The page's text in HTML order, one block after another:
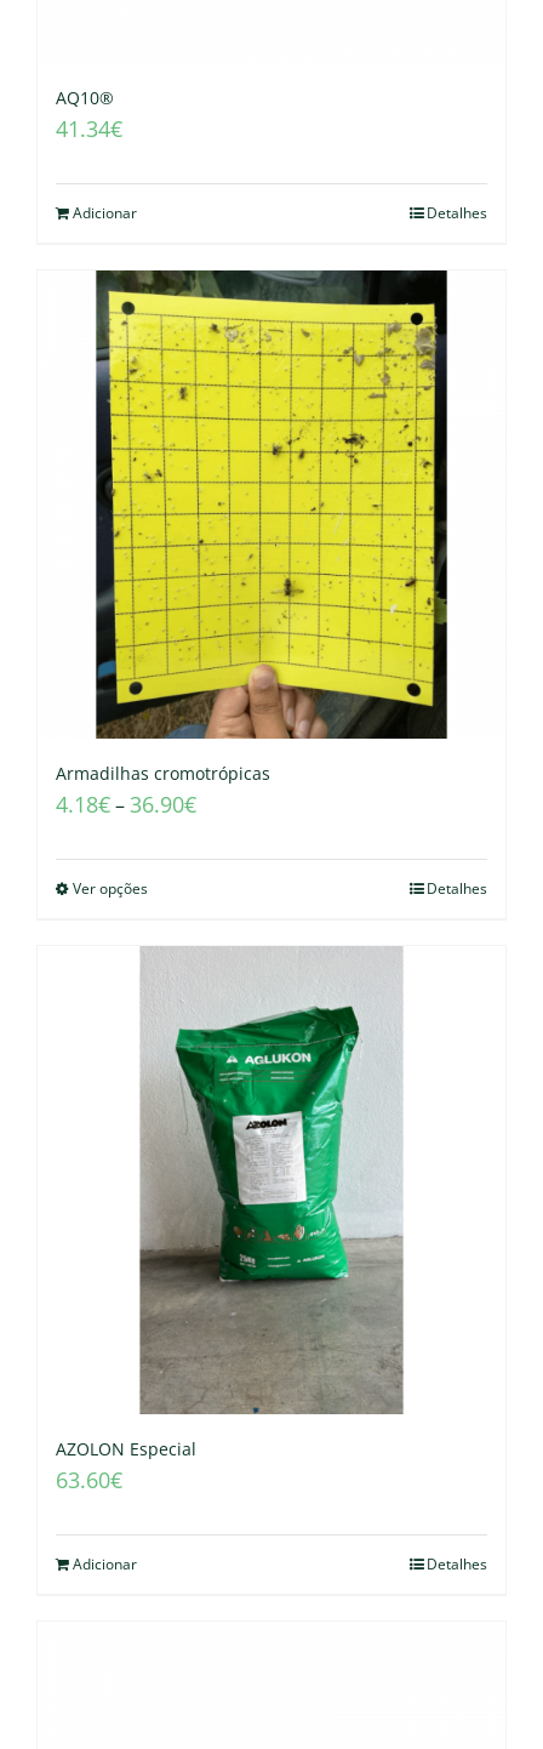
AQ10®
41.34€
Adicionar Detalhes
Armadilhas cromotrópicas
4.18€–36.90€
Ver opções Detalhes
AZOLON Especial
63.60€
Adicionar Detalhes